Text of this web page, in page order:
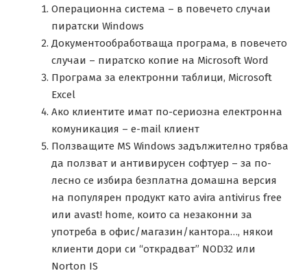
Операционна система – в повечето случаи
пиратски Windows
Документообработваща програма, в повечето
случаи – пиратско копие на Microsoft Word
Програма за електронни таблици, Microsoft
Excel
Ако клиентите имат по-сериозна електронна
комуникация – e-mail клиент
Ползващите MS Windows задължително трябва
да ползват и антивирусен софтуер – за по-
лесно се избира безплатна домашна версия
на популярен продукт като avira antivirus free
или avast! home, които са незаконни за
употреба в офис/магазин/кантора…, някои
клиенти дори си “открадват” NOD32 или
Norton IS